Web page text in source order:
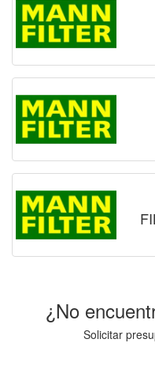
¿No
Solicitar